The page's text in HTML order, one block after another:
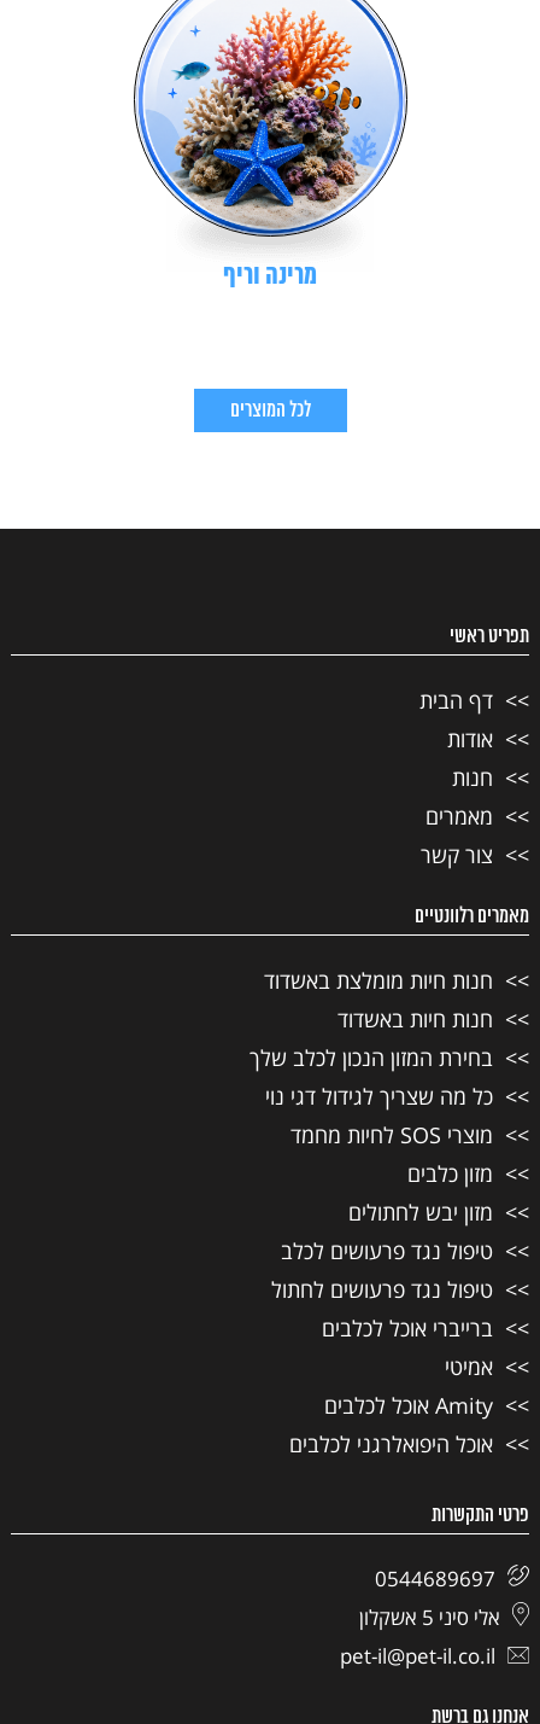
מרינה וריף
לכל המוצרים
תפריט ראשי
דף הבית
אודות
חנות
מאמרים
צור קשר
מאמרים רלוונטיים
חנות חיות מומלצת באשדוד
חנות חיות באשדוד
בחירת המזון הנכון לכלב שלך
כל מה שצריך לגידול דגי נוי
מוצרי SOS לחיות מחמד
מזון כלבים
מזון יבש לחתולים
טיפול נגד פרעושים לכלב
טיפול נגד פרעושים לחתול
ברייברי אוכל לכלבים
אמיטי
Amity אוכל לכלבים
אוכל היפואלרגני לכלבים
פרטי התקשרות
0544689697
אלי סיני 5 אשקלון
pet-il@pet-il.co.il
אנחנו גם ברשת